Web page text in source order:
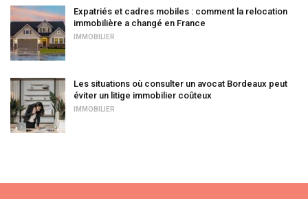
Expatriés et cadres mobiles : comment la relocation
immobilière a changé en France
IMMOBILIER
Les situations où consulter un avocat Bordeaux peut
éviter un litige immobilier coûteux
IMMOBILIER